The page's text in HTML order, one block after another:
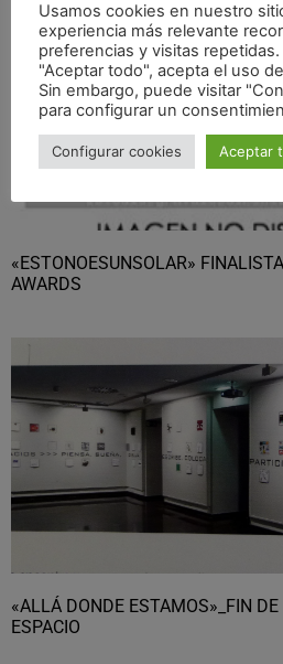
«ESTONOESUNSOLAR»
AWARDS
«ALLÁ DONDE ESTAMOS»_FIN
ESPACIO
Usamos cookies en nuestro
experiencia más relevante
preferencias y visitas
"Aceptar todo", acepta el uso
Sin embargo, puede visitar
para configurar un
Configurar cookies Aceptar